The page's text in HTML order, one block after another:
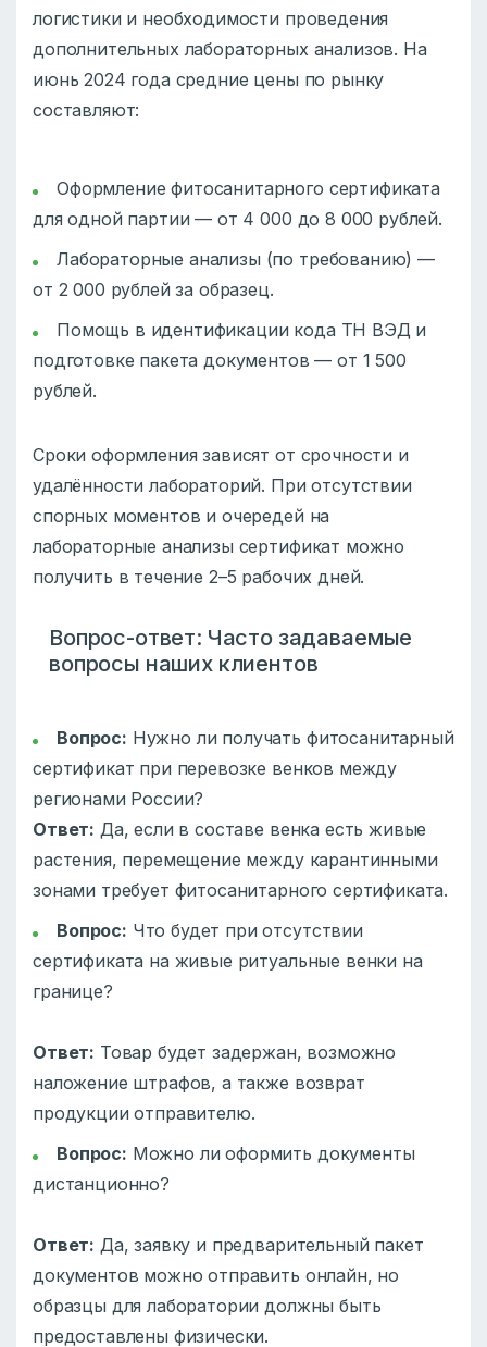
логистики и необходимости проведения
дополнительных лабораторных анализов. На
июнь 2024 года средние цены по рынку
составляют:
Оформление фитосанитарного сертификата
для одной партии — от 4 000 до 8 000 рублей.
Лабораторные анализы (по требованию) —
от 2 000 рублей за образец.
Помощь в идентификации кода ТН ВЭД и
подготовке пакета документов — от 1 500
рублей.
Сроки оформления зависят от срочности и
удалённости лабораторий. При отсутствии
спорных моментов и очередей на
лабораторные анализы сертификат можно
получить в течение 2–5 рабочих дней.
Вопрос-ответ: Часто задаваемые
вопросы наших клиентов
Вопрос: Нужно ли получать фитосанитарный
сертификат при перевозке венков между
регионами России?
Ответ: Да, если в составе венка есть живые
растения, перемещение между карантинными
зонами требует фитосанитарного сертификата.
Вопрос: Что будет при отсутствии
сертификата на живые ритуальные венки на
границе?
Ответ: Товар будет задержан, возможно
наложение штрафов, а также возврат
продукции отправителю.
Вопрос: Можно ли оформить документы
дистанционно?
Ответ: Да, заявку и предварительный пакет
документов можно отправить онлайн, но
образцы для лаборатории должны быть
предоставлены физически.